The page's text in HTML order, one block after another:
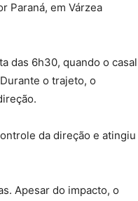
Paraná, em Várzea
das 6h30, quando o casal
o trajeto, o
da direção e atingiu
Apesar do impacto, o